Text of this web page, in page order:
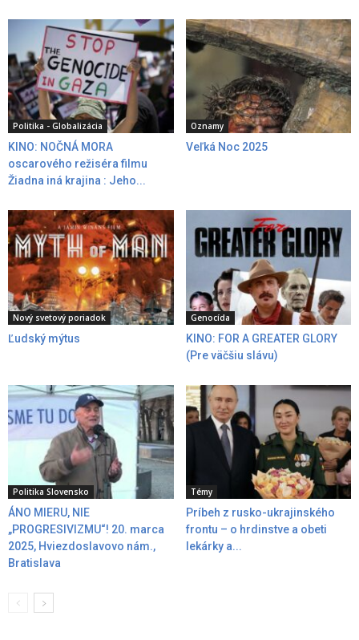
Politika - Globalizácia
KINO: NOČNÁ MORA
oscarového režiséra filmu
Žiadna iná krajina : Jeho...
Oznamy
Veľká Noc 2025
Nový svetový poriadok
Ľudský mýtus
Genocída
KINO: FOR A GREATER GLORY
(Pre väčšiu slávu)
Politika Slovensko
ÁNO MIERU, NIE
„PROGRESIVIZMU“! 20. marca
2025, Hviezdoslavovo nám.,
Bratislava
Témy
Príbeh z rusko-ukrajinského
frontu – o hrdinstve a obeti
lekárky a...